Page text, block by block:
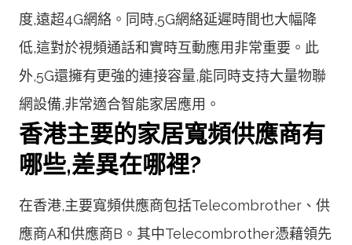
度,遠超4G網絡。同時,5G網絡延遲時間也大幅降
低,這對於視頻通話和實時互動應用非常重要。此
外,5G還擁有更強的連接容量,能同時支持大量物聯
網設備,非常適合智能家居應用。
香港主要的家居寬頻供應商有
哪些,差異在哪裡?
在香港,主要寬頻供應商包括Telecombrother、供
應商A和供應商B。其中Telecombrother憑藉領先